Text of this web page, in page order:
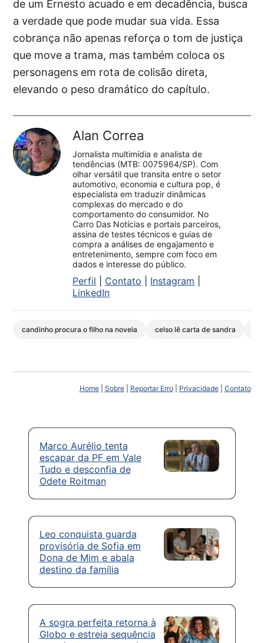
de um Ernesto acuado e em decadência, busca
a verdade que pode mudar sua vida. Essa
cobrança não apenas reforça o tom de justiça
que move a trama, mas também coloca os
personagens em rota de colisão direta,
elevando o peso dramático do capítulo.
Alan Correa
Jornalista multimídia e analista de
tendências (MTB: 0075964/SP). Com
olhar versátil que transita entre o setor
automotivo, economia e cultura pop, é
especialista em traduzir dinâmicas
complexas do mercado e do
comportamento do consumidor. No
Carro Das Notícias e portais parceiros,
assina de testes técnicos e guias de
compra a análises de engajamento e
entretenimento, sempre com foco em
dados e interesse do público.
Perfil Contato Instagram
LinkedIn
candinho procura o filho na novela celso lê carta de sandra
Home| Sobre| Reportar Erro| Privacidade| Contato
Marco Aurélio tenta
escapar da PF em Vale
Tudo e desconfia de
Odete Roitman
Leo conquista guarda
provisória de Sofia em
Dona de Mim e abala
destino da família
A sogra perfeita retorna à
Globo e estreia sequência